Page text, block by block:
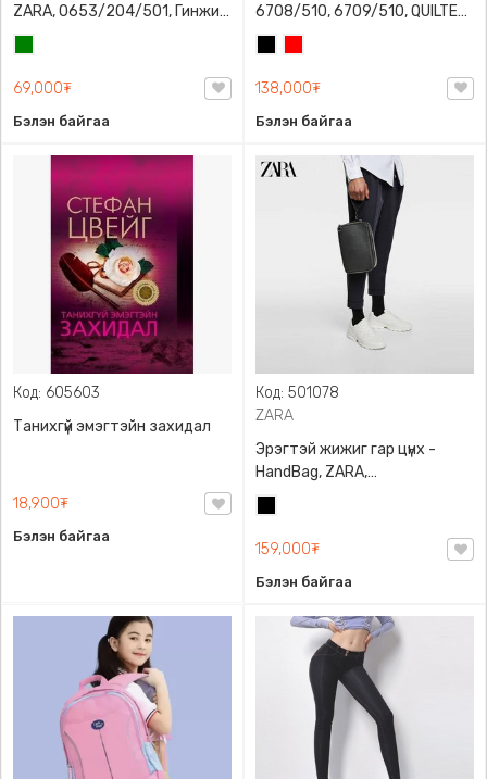
ZARA, 0653/204/501, Гинжин
оосортой, Дотроо тольтой
69,000₮
Бэлэн байгаа
6708/510, 6709/510, QUILTED
CLUTCH BAGDETAILS, Лакан,
Гинжин оосортой
138,000₮
Бэлэн байгаа
Код: 605603
Танихгүй эмэгтэйн захидал
18,900₮
Бэлэн байгаа
Код: 501078
ZARA
Эрэгтэй жижиг гар цүнх -
HandBag, ZARA,
3720/005/040, PU арьс
159,000₮
Бэлэн байгаа